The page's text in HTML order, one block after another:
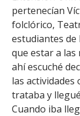
pertenecían
folclórico,
estudiantes de
que estar a las
ahí escuché
las actividades
trataba y
Cuando iba